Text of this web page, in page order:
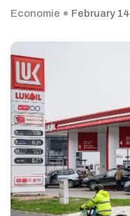
Economie
February 14